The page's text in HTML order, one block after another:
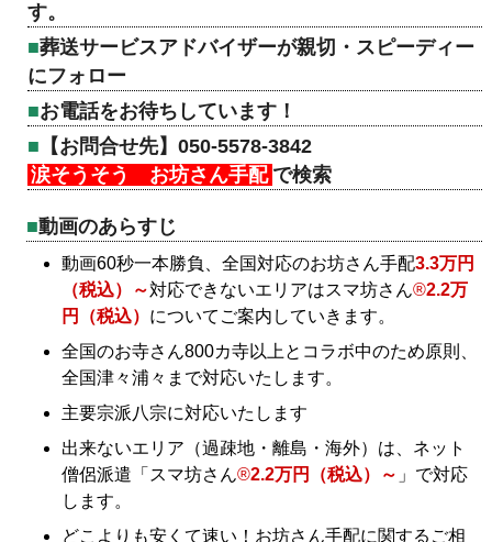
す。
葬送サービスアドバイザーが親切・スピーディー
にフォロー
お電話をお待ちしています！
【お問合せ先】050-5578-3842
涙そうそう お坊さん手配 で検索
動画のあらすじ
動画60秒一本勝負、全国対応のお坊さん手配3.3万円
（税込）～対応できないエリアはスマ坊さん®2.2万
円（税込） についてご案内していきます。
全国のお寺さん800カ寺以上とコラボ中のため原則、
全国津々浦々まで対応いたします。
主要宗派八宗に対応いたします
出来ないエリア（過疎地・離島・海外）は、ネット
僧侶派遣「スマ坊さん®2.2万円（税込）～ 」で対応
します。
どこよりも安くて速い！お坊さん手配に関するご相